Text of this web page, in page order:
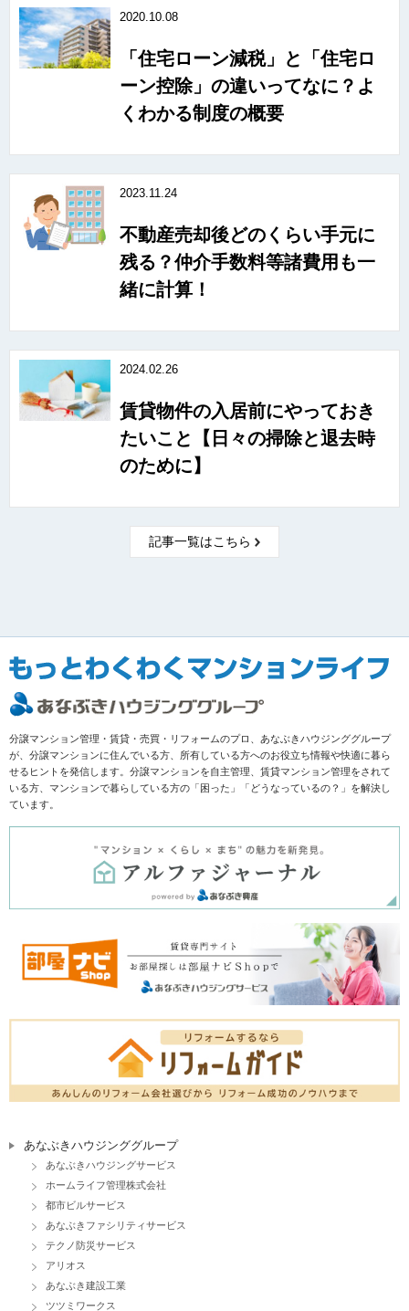
2020.10.08
「住宅ローン減税」と「住宅ロ
ーン控除」の違いってなに？よ
くわかる制度の概要
2023.11.24
不動産売却後どのくらい手元に
残る？仲介手数料等諸費用も一
緒に計算！
2024.02.26
賃貸物件の入居前にやっておき
たいこと【日々の掃除と退去時
のために】
記事一覧はこちら
分譲マンション管理・賃貸・売買・リフォームのプロ、あなぶきハウジンググループ
が、分譲マンションに住んでいる方、所有している方へのお役立ち情報や快適に暮ら
せるヒントを発信します。分譲マンションを自主管理、賃貸マンション管理をされて
いる方、マンションで暮らしている方の「困った」「どうなっているの？」を解決し
ています。
あなぶきハウジンググループ
あなぶきハウジングサービス
ホームライフ管理株式会社
都市ビルサービス
あなぶきファシリティサービス
テクノ防災サービス
アリオス
あなぶき建設工業
ツツミワークス